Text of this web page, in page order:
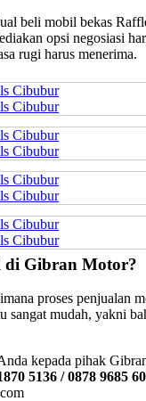
beli mobil bekas
opsi negosiasi
rugi harus menerima.
di Gibran Motor?
proses penjualan
sangat mudah, yakni
kepada pihak
5136 / 0878 9685